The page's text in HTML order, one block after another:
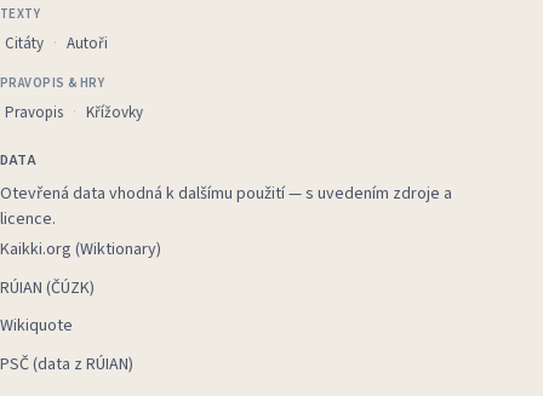
TEXTY
Citáty Autoři
PRAVOPIS & HRY
Pravopis Křížovky
DATA
Otevřená data vhodná k dalšímu použití — s uvedením zdroje a
licence.
Kaikki.org (Wiktionary)
RÚIAN (ČÚZK)
Wikiquote
PSČ (data z RÚIAN)